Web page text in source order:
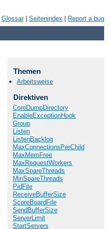
Glossar| Seitenindex Report a bug
Themen
Arbeitsweise
Direktiven
CoreDumpDirectory
EnableExceptionHook
Group
Listen
ListenBacklog
MaxConnectionsPerChild
MaxMemFree
MaxRequestWorkers
MaxSpareThreads
MinSpareThreads
PidFile
ReceiveBufferSize
ScoreBoardFile
SendBufferSize
ServerLimit
StartServers